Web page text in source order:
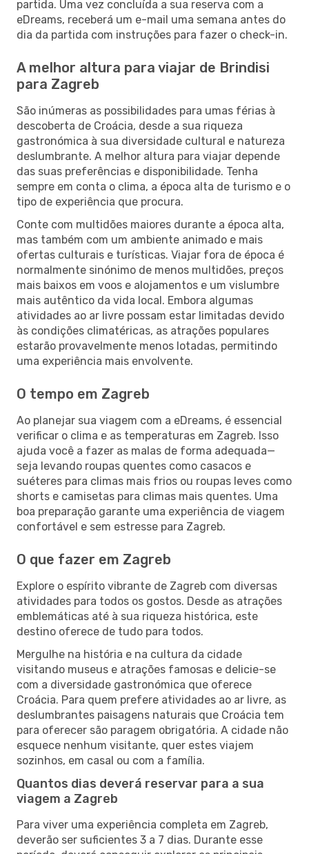
partida. Uma vez concluída a sua reserva com a
eDreams, receberá um e-mail uma semana antes do
dia da partida com instruções para fazer o check-in.
A melhor altura para viajar de Brindisi
para Zagreb
São inúmeras as possibilidades para umas férias à
descoberta de Croácia, desde a sua riqueza
gastronómica à sua diversidade cultural e natureza
deslumbrante. A melhor altura para viajar depende
das suas preferências e disponibilidade. Tenha
sempre em conta o clima, a época alta de turismo e o
tipo de experiência que procura.
Conte com multidões maiores durante a época alta,
mas também com um ambiente animado e mais
ofertas culturais e turísticas. Viajar fora de época é
normalmente sinónimo de menos multidões, preços
mais baixos em voos e alojamentos e um vislumbre
mais autêntico da vida local. Embora algumas
atividades ao ar livre possam estar limitadas devido
às condições climatéricas, as atrações populares
estarão provavelmente menos lotadas, permitindo
uma experiência mais envolvente.
O tempo em Zagreb
Ao planejar sua viagem com a eDreams, é essencial
verificar o clima e as temperaturas em Zagreb. Isso
ajuda você a fazer as malas de forma adequada—
seja levando roupas quentes como casacos e
suéteres para climas mais frios ou roupas leves como
shorts e camisetas para climas mais quentes. Uma
boa preparação garante uma experiência de viagem
confortável e sem estresse para Zagreb.
O que fazer em Zagreb
Explore o espírito vibrante de Zagreb com diversas
atividades para todos os gostos. Desde as atrações
emblemáticas até à sua riqueza histórica, este
destino oferece de tudo para todos.
Mergulhe na história e na cultura da cidade
visitando museus e atrações famosas e delicie-se
com a diversidade gastronómica que oferece
Croácia. Para quem prefere atividades ao ar livre, as
deslumbrantes paisagens naturais que Croácia tem
para oferecer são paragem obrigatória. A cidade não
esquece nenhum visitante, quer estes viajem
sozinhos, em casal ou com a família.
Quantos dias deverá reservar para a sua
viagem a Zagreb
Para viver uma experiência completa em Zagreb,
deverão ser suficientes 3 a 7 dias. Durante esse